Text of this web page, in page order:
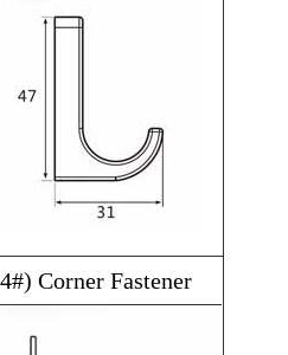
Corner Fastener